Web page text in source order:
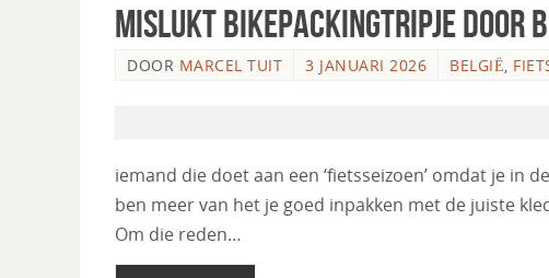
Mislukt bikepackingtripje door
DOOR MARCEL TUIT 3 JANUARI 2026 BELGIË,
iemand die doet aan een ‘fietsseizoen’ omdat je in
ben meer van het je goed inpakken met de juiste
Om die reden…